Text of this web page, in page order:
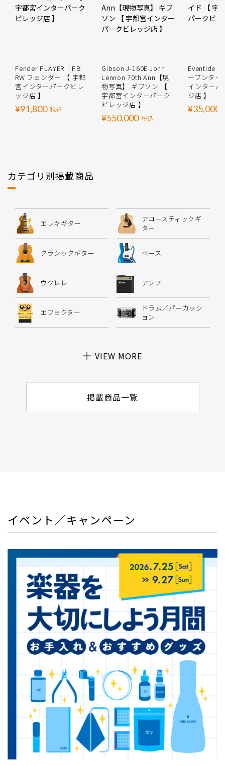
Fender PLAYER II PB
RW フェンダー 【 宇都
宮インターパークビレ
ッジ店 】
¥91,800 税込
Gibson J-160E John
Lennon 70th Ann【現
物写真】 ギブソン 【
宇都宮インターパーク
ビレッジ店 】
¥550,000 税込
Eventide
ーブンタイ
インターパ
ジ店 】
¥35,000
カテゴリ別掲載商品
エレキギター
アコースティックギ
ター
クラシックギター ベース
ウクレレ アンプ
エフェクター
ドラム／パーカッシ
ョン
VIEW MORE
掲載商品一覧
イベント／キャンペーン